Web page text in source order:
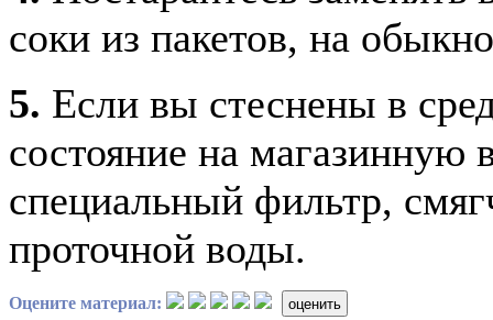
соки из пакетов, на
5. Если вы стеснены в
состояние на магазинную
специальный фильтр,
проточной воды.
Оцените материал: оценить